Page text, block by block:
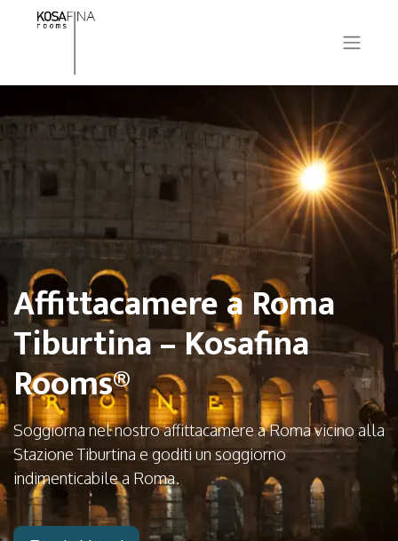
Affittacamere a Roma
Tiburtina – Kosafina
Rooms®
Soggiorna nel nostro affittacamere a Roma vicino alla
Stazione Tiburtina e goditi un soggiorno
indimenticabile a Roma.